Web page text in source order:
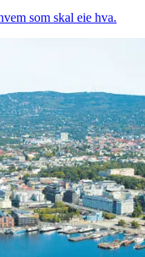
som skal eie hva.